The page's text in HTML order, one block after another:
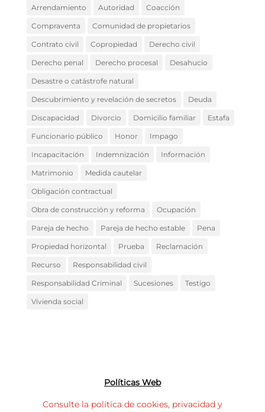
Arrendamiento Autoridad Coacción
Compraventa Comunidad de propietarios
Contrato civil Copropiedad Derecho civil
Derecho penal Derecho procesal Desahucio
Desastre o catástrofe natural
Descubrimiento y revelación de secretos Deuda
Discapacidad Divorcio Domicilio familiar Estafa
Funcionario público Honor Impago
Incapacitación Indemnización Información
Matrimonio Medida cautelar
Obligación contractual
Obra de construcción y reforma Ocupación
Pareja de hecho Pareja de hecho estable Pena
Propiedad horizontal Prueba Reclamación
Recurso Responsabilidad civil
Responsabilidad Criminal Sucesiones Testigo
Vivienda social
Políticas Web
Consulte la política de cookies, privacidad y